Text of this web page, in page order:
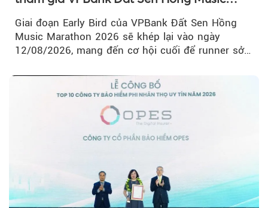
Giai đoạn Early Bird của VPBank Đất Sen Hồng
Music Marathon 2026 sẽ khép lại vào ngày
12/08/2026, mang đến cơ hội cuối để runner sở